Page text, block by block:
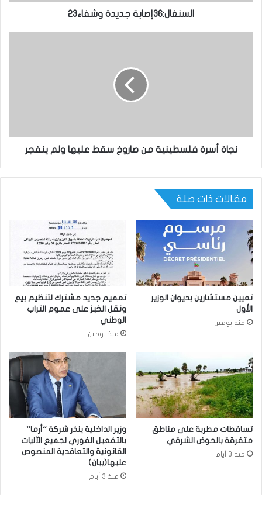
السنغال:36إصابة جديدة وشفاء23
نجاة أسرة فلسطينية من صاروخ سقط عليها ولم ينفجر
مقالات ذات صلة
تعيين مستشارين بديوان الوزير
الأول
منذ يومين
تعميم جديد مشترك لتنظيم بيع
ونقل الخبز على عموم التراب
الوطني
منذ يومين
تساقطات مطرية على مناطق
متفرقة بالحوض الشرقي
منذ 3 أيام
وزير الداخلية ينذر شركة “أرما”
بالتفعيل الفوري لجميع الآليات
القانونية والتعاقدية المنصوص
عليها(بيان)
منذ 3 أيام